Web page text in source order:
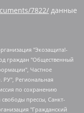
7822/ данные
военнослужащих "Правозащитная группа "Гражданин.Армия.Право", Хисамова Регина Фаритовна, Автономная некоммерческая организация по реализации социально-правовых программ "Лилит", Дальневосточное общественное движение "Маяк", Санкт-Петербургская ЛГБТ-инициативная группа "Выход", Инициативная группа ЛГБТ+ "Реверс", Алексеев Андрей Викторович, Бекбулатова Таисия Львовна, Беляев Иван Михайлович, Владыкина Елена Сергеевна, Гельман Марат Александрович, Никульшина Вероника Юрьевна, Толоконникова Надежда Андреевна, Шендерович Виктор Анатольевич, Общество с ограниченной ответственностью "Данное сообщение", Общество с ограниченной ответственностью Издательский дом "Новая глава", Айнбиндер Александра Александровна, Московский комьюнити-центр для ЛГБТ+инициатив, Благотворительный фонд развития филантропии, Deutsche Welle (Германия, Kurt-Schumacher-Strasse 3, 53113 Bonn), Борзунова Мария Михайловна, Воробьев Виктор Викторович, Голубева Анна Львовна, Константинова Алла Михайловна, Малкова Ирина Владимировна, Мурадов Мурад Абдулгалимович, Осетинская Елизавета Николаевна, Понасенков Евгений Николаевич, Ганапольский Матвей Юрьевич, Киселев Евгений Алексеевич, Борухович Ирина Григорьевна, Дремин Иван Тимофеевич, Дубровский Дмитрий Викторович, Красноярская региональная общественная организация поддержки и развития альтернативных образовательных технологий и межкультурных коммуникаций "ИНТЕРРА", Маяковская Екатерина Алексеевна, Фейгин Марк Захарович, Филимонов Андрей Викторович, Дзугкоева Регина Николаевна, Доброхотов Роман Александрович, Дудь Юрий Александрович, Елкин Сергей Владимирович, Кругликов Кирилл Игоревич, Сабунаева Мария Леонидовна, Семенов Алексей Владимирович, Шаинян Карен Багратович, Шульман Екатерина Михайловна, Асафьев Артур Валерьевич, Вахштайн Виктор Семенович, Венедиктов Алексей Алексеевич, Лушникова Екатерина Евгеньевна, Волков Леонид Михайлович, Невзоров Александр Глебович, Пархоменко Сергей Борисович, Сироткин Ярослав Николаевич, Кара-Мурза Владимир Владимирович, Баранова Наталья Владимировна, Гозман Леонид Яковлевич, Кагарлицкий Борис Юльевич, Климарев Михаил Валерьевич, Милов Владимир Станиславович, Автономная некоммерческая организация Краснодарский центр современного искусства "Типография", Моргенштерн Алишер Тагирович, Соболь Любовь Эдуардовна, Общество с ограниченной ответственностью "ЛИЗА НОРМ", Каспаров Гарри Кимович, Ходорковский Михаил Борисович, Общество с ограниченной ответственностью "Апрельские тезисы", Данилович Ирина Брониславовна, Кашин Олег Владимирович, Петров Николай Владимирович, Пивоваров Алексей Владимирович, Соколов Михаил Владимирович, Цветкова Юлия Владимировна, Чичваркин Евгений Александрович, Комитет против пыток/Команда против пыток, Общество с ограниченной ответственностью "Первый научный", Общество с ограниченной ответственностью "Вертолет и ко", Белоцерковская Вероника Борисовна, Кац Максим Евгеньевич, Лазарева Татьяна Юрьевна, Шаведдинов Руслан Табризович, Яшин Илья Валерьевич, Общество с ограниченной ответственностью "Иноагент ААВ", Алешковский Дмитрий Петрович, Альбац Евгения Марковна, Быков Дмитрий Львович, Галямина Юлия Евгеньевна, Лойко Сергей Леонидович, Мартынов Кирилл Константинович, Медведев Сергей Александрович, Крашенинников Федор Геннадиевич, Гордеева Катерина Вл